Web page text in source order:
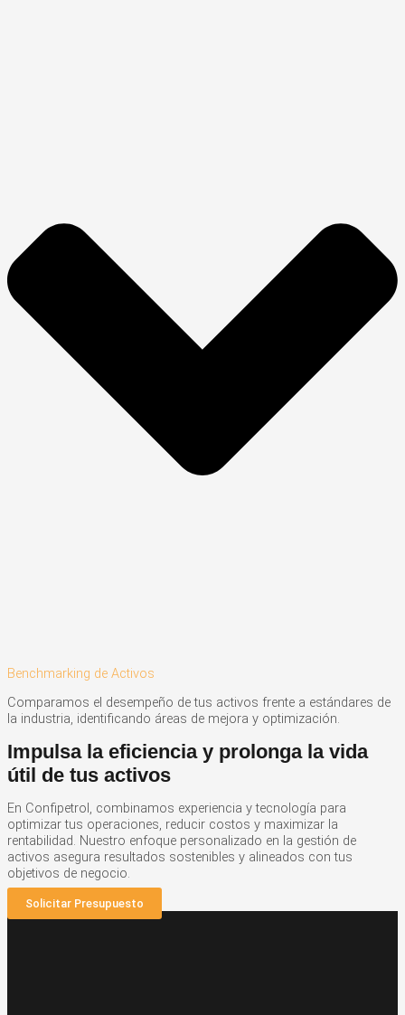
Benchmarking de Activos
Comparamos el desempeño de tus activos frente a estándares de
la industria, identificando áreas de mejora y optimización.
Impulsa la eficiencia y prolonga la vida
útil de tus activos
En Confipetrol, combinamos experiencia y tecnología para
optimizar tus operaciones, reducir costos y maximizar la
rentabilidad. Nuestro enfoque personalizado en la gestión de
activos asegura resultados sostenibles y alineados con tus
objetivos de negocio.
Solicitar Presupuesto